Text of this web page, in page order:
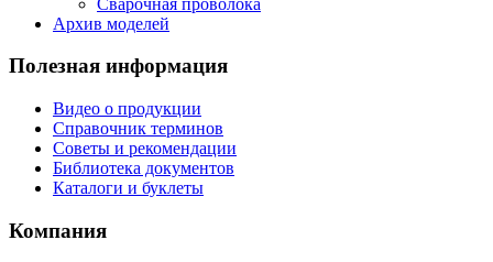
Архив моделей
Полезная информация
Видео о продукции
Справочник терминов
Советы и рекомендации
Библиотека документов
Каталоги и буклеты
Компания